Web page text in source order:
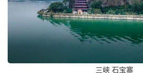
三峡 石宝寨